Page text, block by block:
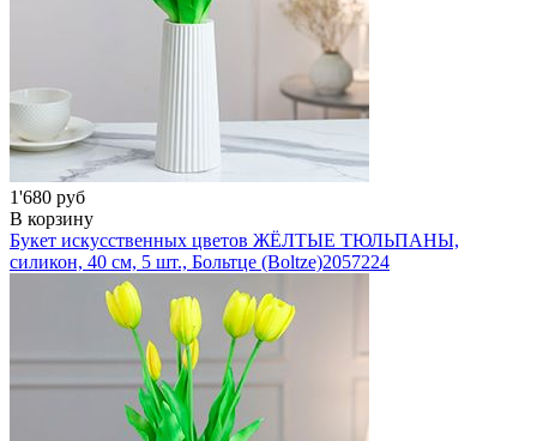
1'680 руб
В корзину
Букет искусственных цветов ЖЁЛТЫЕ ТЮЛЬПАНЫ,
силикон, 40 см, 5 шт., Больтце (Boltze)2057224